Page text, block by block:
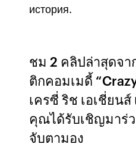
история.
ชม 2 คลิปล่าสุดจ
ติกคอมเมดี้
เครซี่ ริช เอเชี่ยน
คุณได้รับเชิญมาร่
จับตามอง